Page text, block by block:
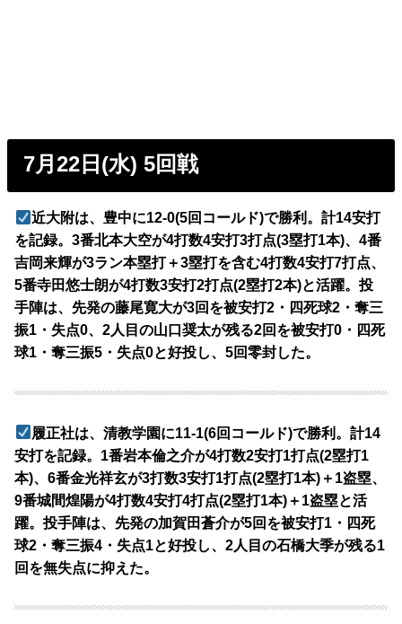
7月22日(水) 5回戦
近大附は、豊中に12-0(5回コールド)で勝利。計14安打
を記録。3番北本大空が4打数4安打3打点(3塁打1本)、4番
吉岡来輝が3ラン本塁打＋3塁打を含む4打数4安打7打点、
5番寺田悠士朗が4打数3安打2打点(2塁打2本)と活躍。投
手陣は、先発の藤尾寛大が3回を被安打2・四死球2・奪三
振1・失点0、2人目の山口奨太が残る2回を被安打0・四死
球1・奪三振5・失点0と好投し、5回零封した。
履正社は、清教学園に11-1(6回コールド)で勝利。計14
安打を記録。1番岩本倫之介が4打数2安打1打点(2塁打1
本)、6番金光祥玄が3打数3安打1打点(2塁打1本)＋1盗塁、
9番城間煌陽が4打数4安打4打点(2塁打1本)＋1盗塁と活
躍。投手陣は、先発の加賀田蒼介が5回を被安打1・四死
球2・奪三振4・失点1と好投し、2人目の石橋大季が残る1
回を無失点に抑えた。